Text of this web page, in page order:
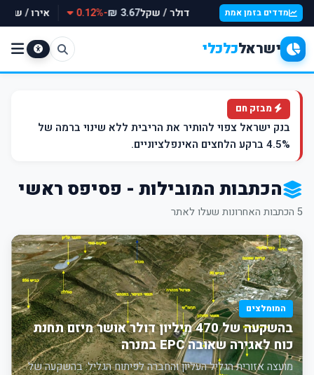
מדדים בזמן אמת דולר / שקל3.67 ₪
-0.12% אירו / שקל
ישראלכלכלי
מבזק חם
בנק ישראל צפוי להותיר את הריבית ללא שינוי ברמה של
4.5% ברקע הלחצים האינפלציוניים.
הכתבות המובילות - פסיפס ראשי
5 הכתבות האחרונות שעלו לאתר
המומלצים
בהשקעה של 470 מיליון דולר אושר מיזם תחנת
כוח לאגירה שאובה EPC במנרה
מועצה אזורית הגליל העליון והחברה לפיתוח הגליל: בהשקעה של